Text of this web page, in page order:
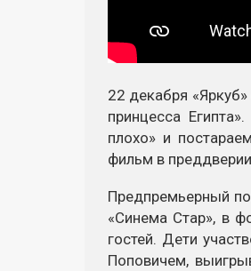
22 декабря
принцесса
плохо» и
фильм в
Предпремьерный
«Синема Стар», в
гостей. Дети
Поповичем,